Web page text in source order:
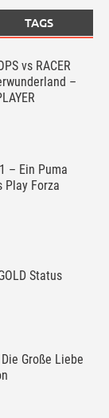
TAGS
vs RACER
–
– Ein Puma
Play Forza
Status
Große Liebe